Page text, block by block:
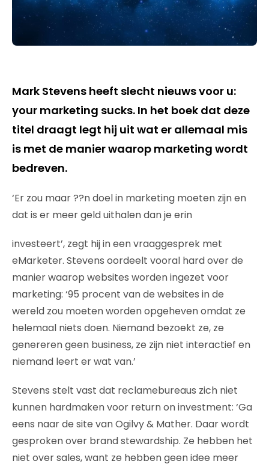
Mark Stevens heeft slecht nieuws voor u:
your marketing sucks. In het boek dat deze
titel draagt legt hij uit wat er allemaal mis
is met de manier waarop marketing wordt
bedreven.
‘Er zou maar ??n doel in marketing moeten zijn en
dat is er meer geld uithalen dan je erin
investeert’, zegt hij in een vraaggesprek met
eMarketer. Stevens oordeelt vooral hard over de
manier waarop websites worden ingezet voor
marketing: ‘95 procent van de websites in de
wereld zou moeten worden opgeheven omdat ze
helemaal niets doen. Niemand bezoekt ze, ze
genereren geen business, ze zijn niet interactief en
niemand leert er wat van.’
Stevens stelt vast dat reclamebureaus zich niet
kunnen hardmaken voor return on investment: ‘Ga
eens naar de site van Ogilvy & Mather. Daar wordt
gesproken over brand stewardship. Ze hebben het
niet over sales, want ze hebben geen idee meer